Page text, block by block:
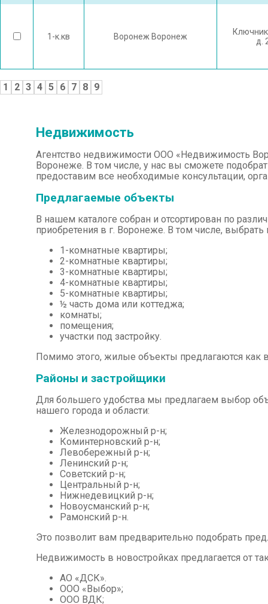
1-к.кв Воронеж Воронеж
д.
1 2 3 4 5 6 7 8 9
Недвижимость
Агентство недвижимости ООО «Недвижимость
Воронеже. В том числе, у нас вы сможете
предоставим все необходимые консультации,
Предлагаемые объекты
В нашем каталоге собран и отсортирован по
приобретения в г. Воронеже. В том числе,
1-комнатные квартиры;
2-комнатные квартиры;
3-комнатные квартиры;
4-комнатные квартиры;
5-комнатные квартиры;
½ часть дома или коттеджа;
комнаты;
помещения;
участки под застройку.
Помимо этого, жилые объекты предлагаются как
Районы и застройщики
Для большего удобства мы предлагаем выбор
нашего города и области:
Железнодорожный р-н;
Коминтерновский р-н;
Левобережный р-н;
Ленинский р-н;
Советский р-н;
Центральный р-н;
Нижнедевицкий р-н;
Новоусманский р-н;
Рамонский р-н.
Это позволит вам предварительно подобрать
Недвижимость в новостройках предлагается от
АО «ДСК».
ООО «Выбор»;
ООО ВДК;